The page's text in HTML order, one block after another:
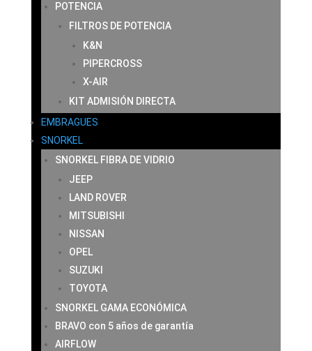
POTENCIA
FILTROS DE POTENCIA
K&N
PIPERCROSS
X-AIR
KIT ADMISIÓN DIRECTA
EMBRAGUES
SNORKEL
SNORKEL FIBRA DE VIDRIO
JEEP
LAND ROVER
MITSUBISHI
NISSAN
OPEL
SUZUKI
TOYOTA
SNORKEL GAMA ECONÓMICA
BRAVO con 5 años de garantía
AIRFLOW